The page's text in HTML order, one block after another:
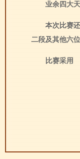
业余四大
本次比赛
二段及其他六
比赛采用